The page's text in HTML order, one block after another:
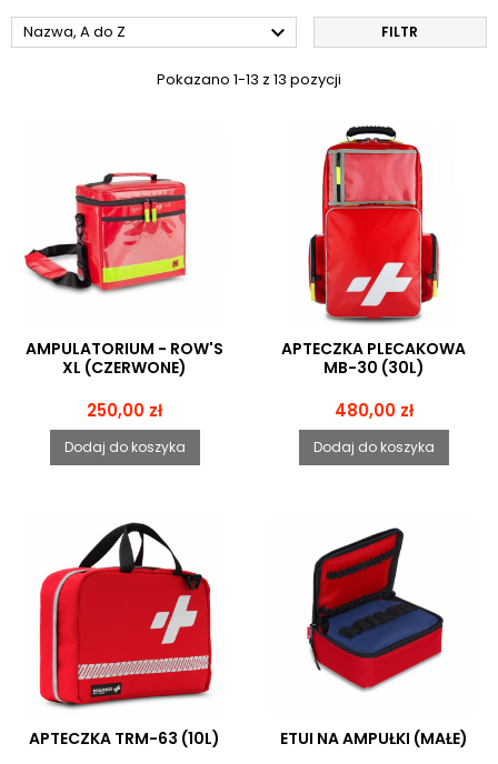
Nazwa, A do Z  FILTR
Pokazano 1-13 z 13 pozycji
AMPULATORIUM - ROW'S
XL (CZERWONE)
Cena
250,00 zł
Dodaj do koszyka
APTECZKA PLECAKOWA
MB-30 (30L)
Cena
480,00 zł
Dodaj do koszyka
APTECZKA TRM-63 (10L) ETUI NA AMPUŁKI (MAŁE)